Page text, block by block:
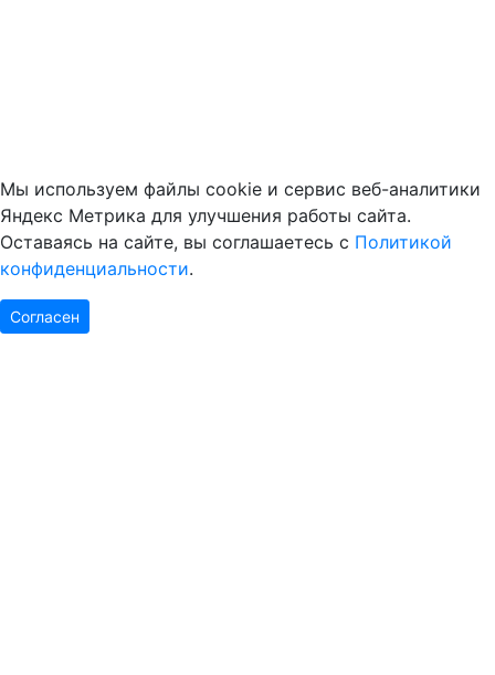
Мы используем файлы cookie и сервис веб-аналитики
Яндекс Метрика для улучшения работы сайта.
Оставаясь на сайте, вы соглашаетесь с Политикой
конфиденциальности.
Согласен